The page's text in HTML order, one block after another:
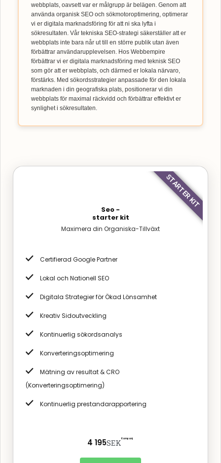
webbplats, oavsett var er målgrupp är belägen. Genom att
använda organisk SEO och sökmotoroptimering, optimerar
vi er digitala marknadsföring för att ni ska lyfta i
sökresultaten. Vår tekniska SEO-strategi säkerställer att er
webbplats inte bara når ut till en större publik utan även
förbättrar användarupplevelsen. Hos Webbempire
förbättrar vi er digitala marknadsföring med teknisk SEO
som gör att er webbplats, och därmed er lokala närvaro,
förstärks. Med sökordsstrategier anpassade för den lokala
marknaden i din geografiska plats, positionerar vi din
webbplats för maximal räckvidd och förbättrar effektivt er
synlighet i sökresultaten.
Seo -
starter kit
Maximera din Organiska-Tillväxt
4 195SEK Kampanj
Certifierad Google Partner
Lokal och Nationell SEO
Digitala Strategier för Ökad Lönsamhet
Kreativ Sidoutveckling
Kontinuerlig sökordsanalys
Konverteringsoptimering
Mätning av resultat & CRO
(Konverteringsoptimering)
Kontinuerlig prestandarapportering
STARTER KIT